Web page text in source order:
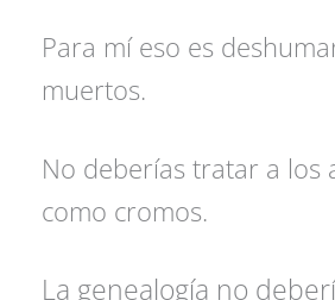
Para mí eso es
muertos.
No deberías tratar a los
como cromos.
La genealogía no